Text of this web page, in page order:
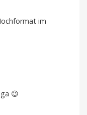
im
😉